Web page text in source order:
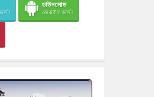
ডাউনলোড
মোবাইল ভার্সন